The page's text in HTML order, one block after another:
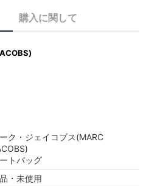
購入に関して
ク・ジェイコブス(MARC
ートバッグ
・未使用